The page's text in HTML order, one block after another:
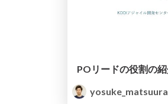
yosuke_matsuura